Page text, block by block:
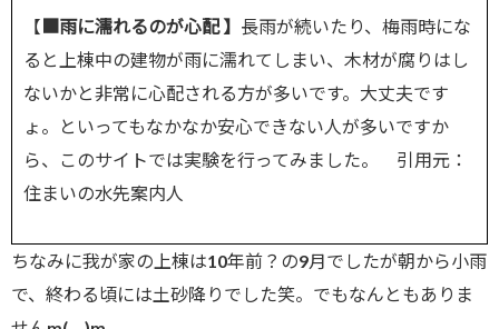
【 ■雨に濡れるのが心配 】 長雨が続いたり、梅雨時にな
ると上棟中の建物が雨に濡れてしまい、木材が腐りはし
ないかと非常に心配される方が多いです。大丈夫です
ょ。といってもなかなか安心できない人が多いですか
ら、このサイトでは実験を行ってみました。 引用元：
住まいの水先案内人
ちなみに我が家の上棟は10年前？の9月でしたが朝から小雨
で、終わる頃には土砂降りでした笑。でもなんともありま